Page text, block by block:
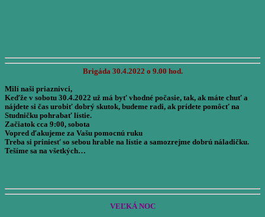
Brigáda 30.4.2022 o 9.00 hod.
Milí naši priaznivci,
Keďže v sobotu 30.4.2022 už má byť vhodné počasie, tak, ak máte chuť a
nájdete si čas urobiť dobrý skutok, budeme radi, ak prídete pomôcť na
Studničku pohrabať lístie.
Začiatok cca 9:00, sobota
Vopred ďakujeme za Vašu pomocnú ruku
Treba si priniesť so sebou hrable na lístie a samozrejme dobrú náladičku.
Tešíme sa na všetkých…
VEĽKÁ NOC